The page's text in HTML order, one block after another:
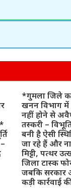
*गुमला जिले
खनन विभाग में
नहीं होने से
तस्करी –
बनी है ऐसी
जा रहे हैं और
मिट्टी, पत्थर
जिला टास्क
जबकि सरकार
कड़ी कार्रवाई